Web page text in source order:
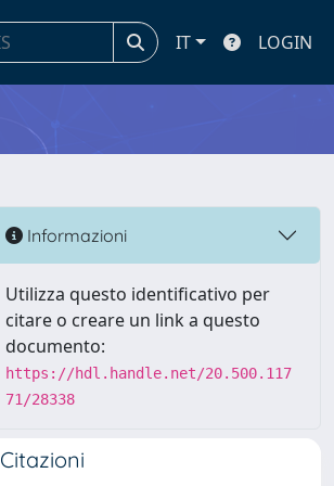
IT LOGIN
Informazioni
Utilizza questo identificativo per
citare o creare un link a questo
documento:
https://hdl.handle.net/20.500.117
71/28338
Citazioni